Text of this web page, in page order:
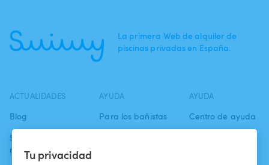
Tu privacidad
La primera Web de alquiler de
piscinas privadas en España.
ACTUALIDADES
Blog
Swimmy en los
medios
AYUDA
Para los bañistas
AYUDA
Centro de ayuda